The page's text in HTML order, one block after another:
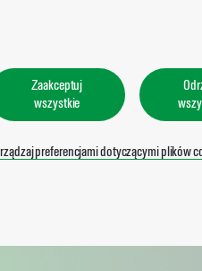
Zaakceptuj
wszystkie
preferencjami dotyczącymi plików